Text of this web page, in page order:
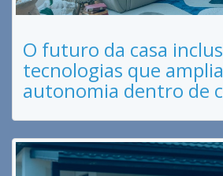
O futuro da casa
tecnologias que
autonomia dentro de